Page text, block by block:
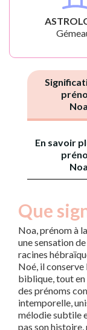
Noa
En savoir
Noa
Que
Noa, prénom à
une sensation
racines
Noé, il conserve
biblique, tout
des prénoms
intemporelle,
mélodie subtile
pas son